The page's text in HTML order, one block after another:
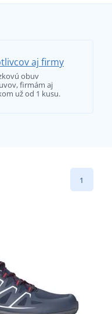
aj firmy
obuv
firmám aj
už od 1 kusu.
1